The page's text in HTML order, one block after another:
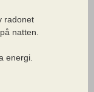
radonet
natten.
energi.